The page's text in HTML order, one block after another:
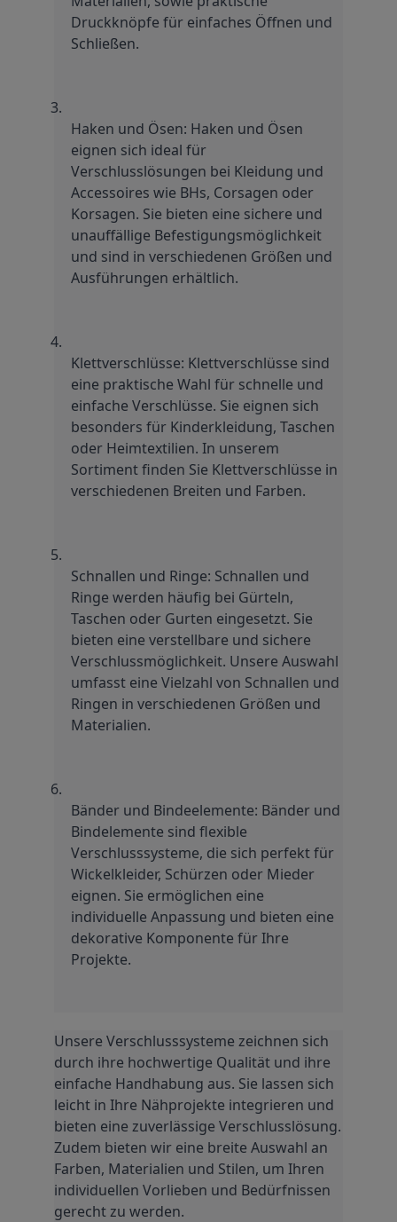
Druckknöpfe für einfaches Öffnen und
Schließen.
Haken und Ösen: Haken und Ösen
eignen sich ideal für
Verschlusslösungen bei Kleidung und
Accessoires wie BHs, Corsagen oder
Korsagen. Sie bieten eine sichere und
unauffällige Befestigungsmöglichkeit
und sind in verschiedenen Größen und
Ausführungen erhältlich.
Klettverschlüsse: Klettverschlüsse sind
eine praktische Wahl für schnelle und
einfache Verschlüsse. Sie eignen sich
besonders für Kinderkleidung, Taschen
oder Heimtextilien. In unserem
Sortiment finden Sie Klettverschlüsse in
verschiedenen Breiten und Farben.
Schnallen und Ringe: Schnallen und
Ringe werden häufig bei Gürteln,
Taschen oder Gurten eingesetzt. Sie
bieten eine verstellbare und sichere
Verschlussmöglichkeit. Unsere Auswahl
umfasst eine Vielzahl von Schnallen und
Ringen in verschiedenen Größen und
Materialien.
Bänder und Bindeelemente: Bänder und
Bindelemente sind flexible
Verschlusssysteme, die sich perfekt für
Wickelkleider, Schürzen oder Mieder
eignen. Sie ermöglichen eine
individuelle Anpassung und bieten eine
dekorative Komponente für Ihre
Projekte.
Unsere Verschlusssysteme zeichnen sich
durch ihre hochwertige Qualität und ihre
einfache Handhabung aus. Sie lassen sich
leicht in Ihre Nähprojekte integrieren und
bieten eine zuverlässige Verschlusslösung.
Zudem bieten wir eine breite Auswahl an
Farben, Materialien und Stilen, um Ihren
individuellen Vorlieben und Bedürfnissen
gerecht zu werden.